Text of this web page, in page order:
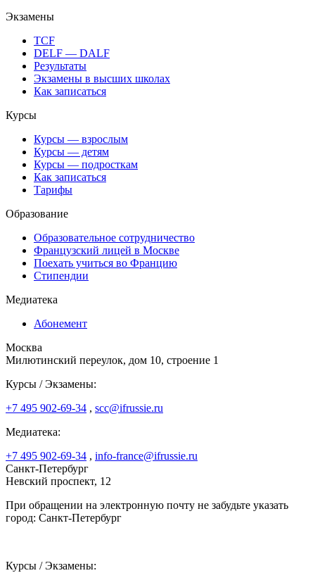
Экзамены
TCF
DELF — DALF
Результаты
Экзамены в высших школах
Как записаться
Курсы
Курсы — взрослым
Курсы — детям
Курсы — подросткам
Как записаться
Тарифы
Образование
Образовательное сотрудничество
Французский лицей в Москве
Поехать учиться во Францию
Стипендии
Медиатека
Абонемент
Москва
Милютинский переулок, дом 10, строение 1
Курсы / Экзамены:
+7 495 902-69-34 , scc@ifrussie.ru
Медиатека:
+7 495 902-69-34 , info-france@ifrussie.ru
Санкт-Петербург
Невский проспект, 12
При обращении на электронную почту не забудьте указать
город: Санкт-Петербург
Курсы / Экзамены: